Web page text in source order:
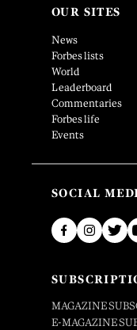
OUR SITES
News
Forbes lists
World
Leaderboard
Commentaries
Forbes life
Events
SOCIAL
MAGAZINE
E-MAGAZINE